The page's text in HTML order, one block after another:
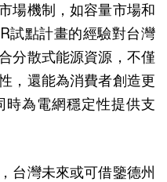
場機制，如容量市場和
試點計畫的經驗對台灣
分散式能源資源，不僅
，還能為消費者創造更
為電網穩定性提供支
台灣未來或可借鑒德州